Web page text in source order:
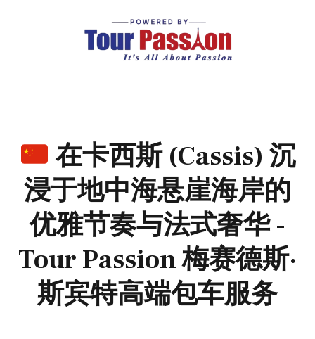
在卡西斯 (Cassis) 沉
浸于地中海悬崖海岸的
优雅节奏与法式奢华 -
Tour Passion 梅赛德斯·
斯宾特高端包车服务